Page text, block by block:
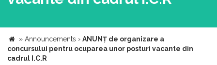
» Announcements › ANUNȚ de organizare a
concursului pentru ocuparea unor posturi vacante din
cadrul I.C.R